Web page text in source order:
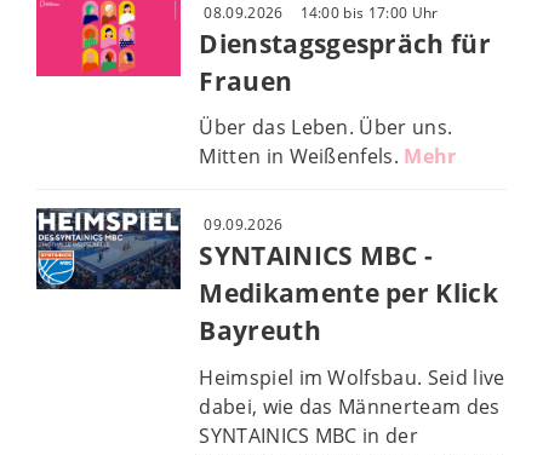
08.09.2026 14:00 bis 17:00 Uhr
Dienstagsgespräch für
Frauen
Über das Leben. Über uns.
Mitten in Weißenfels. Mehr
09.09.2026
SYNTAINICS MBC -
Medikamente per Klick
Bayreuth
Heimspiel im Wolfsbau. Seid live
dabei, wie das Männerteam des
SYNTAINICS MBC in der